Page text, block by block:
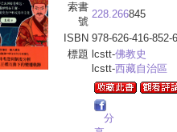
索書
號
228.266845
ISBN 978-626-416-852-6
標題 lcstt-佛教史
lcstt-西藏自治區
分